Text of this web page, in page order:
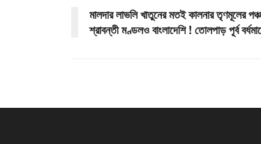
মালদার লাভলি খাতুনের মতই কালনার তৃণমূলের
শ্রাবন্তী মণ্ডলও বাংলাদেশি ! তোলপাড় পূর্ব